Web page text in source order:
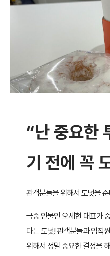
“난 중요한
기 전에 꼭
관객분들을 위해서 도넛을
극중 인물인 오세현 대표가
다는 도넛! 관객분들과 임직
위해서 정말 중요한 결정을